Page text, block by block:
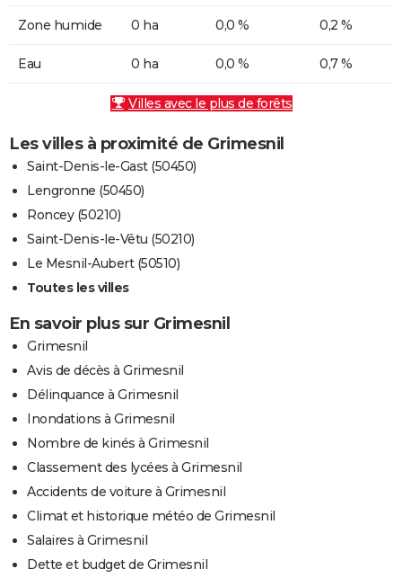
Zone humide 0 ha 0,0 % 0,2 %
Eau 0 ha 0,0 % 0,7 %
Villes avec le plus de forêts
Les villes à proximité de Grimesnil
Saint-Denis-le-Gast (50450)
Lengronne (50450)
Roncey (50210)
Saint-Denis-le-Vêtu (50210)
Le Mesnil-Aubert (50510)
Toutes les villes
En savoir plus sur Grimesnil
Grimesnil
Avis de décès à Grimesnil
Délinquance à Grimesnil
Inondations à Grimesnil
Nombre de kinés à Grimesnil
Classement des lycées à Grimesnil
Accidents de voiture à Grimesnil
Climat et historique météo de Grimesnil
Salaires à Grimesnil
Dette et budget de Grimesnil